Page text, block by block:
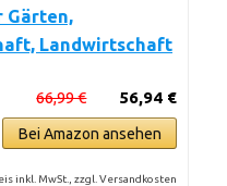
Gärten,
Landwirtschaft
56,94 €
66,99 €
Bei Amazon ansehen
inkl. MwSt., zzgl. Versandkosten